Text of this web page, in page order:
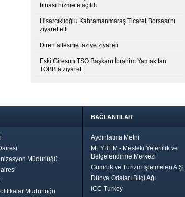
binası hizmete açıldı
Hisarcıklıoğlu Kahramanmaraş Ticaret Borsası'nı
ziyaret etti
Diren ailesine taziye ziyareti
Eski Giresun TSO Başkanı İbrahim Yamak’tan
TOBB’a ziyaret
Müdürlüğü
Müdürlüğü
BAĞLANTILAR
Aydınlatma Metni
MEYBEM - Mesleki Yeterlilik ve
Belgelendirme Merkezi
Gümrük ve Turizm İşletmeleri A.Ş.
Dünya Odaları Bilgi Ağı
ICC-Turkey